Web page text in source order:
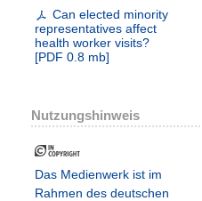
Can elected minority
representatives affect
health worker visits?
[PDF 0.8 mb]
Nutzungshinweis
Das Medienwerk ist im
Rahmen des deutschen